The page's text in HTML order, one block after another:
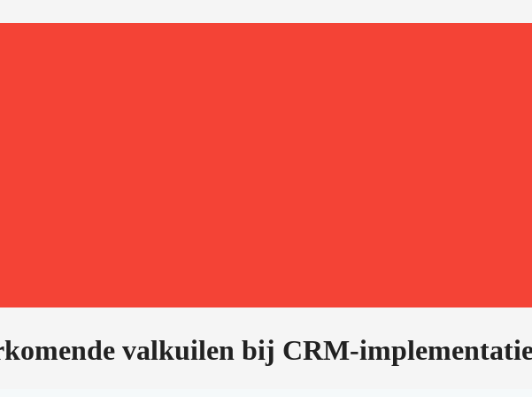
valkuilen bij CRM-